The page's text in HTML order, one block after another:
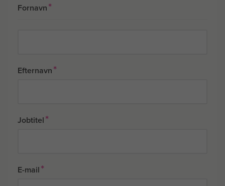
Fornavn*
Efternavn*
Jobtitel*
E-mail*